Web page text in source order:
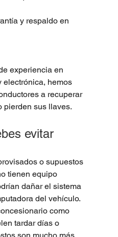
y respaldo en
experiencia en
electrónica, hemos
a recuperar
pierden sus llaves.
evitar
o supuestos
tienen equipo
dañar el sistema
del vehículo.
como
tardar días o
son mucho más